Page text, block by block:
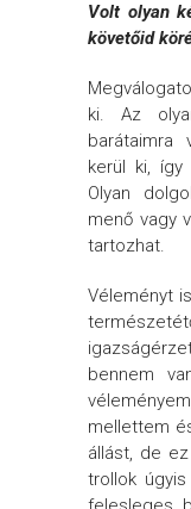
Volt olyan
követőid
ki. Az
barátaimra
kerül ki,
Olyan
menő vagy
tartozhat.
Véleményt
bennem
mellettem
állást, de
trollok